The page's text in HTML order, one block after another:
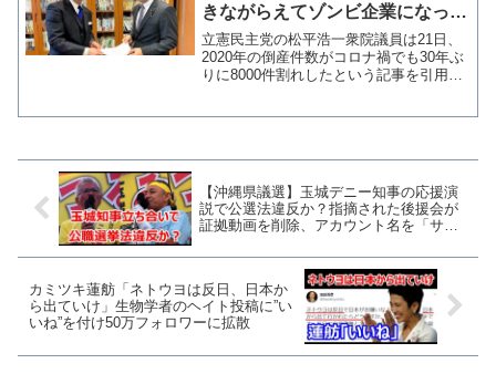
きながらえてゾンビ企業になって
いる」
立憲民主党の松平浩一衆院議員は21日、
2020年の倒産件数がコロナ禍でも30年ぶ
りに8000件割れしたという記事を引用し
【沖縄県議選】玉城デニー知事の応援演
説で公選法違反か？指摘された後援会が
証拠動画を削除、アカウント名を「サポ
カミツキ蓮舫「ネトウヨは反日、日本か
ら出ていけ」生物学者のヘイト投稿に”い
いね”を付け50万フォロワーに拡散